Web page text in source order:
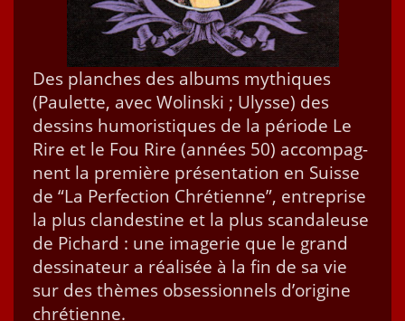
Des planch­es des albums mythiques
(Paulette, avec Wolin­s­ki ; Ulysse) des
dessins humoris­tiques de la péri­ode Le
Rire et le Fou Rire (années 50) accom­pa­g­
nent la pre­mière présen­ta­tion en Suisse
de “La Per­fec­tion Chré­ti­enne”, entre­prise
la plus clan­des­tine et la plus scan­daleuse
de Pichard : une imagerie que le grand
dessi­na­teur a réal­isée à la fin de sa vie
sur des thèmes obses­sion­nels d’o­rig­ine
chré­ti­enne.